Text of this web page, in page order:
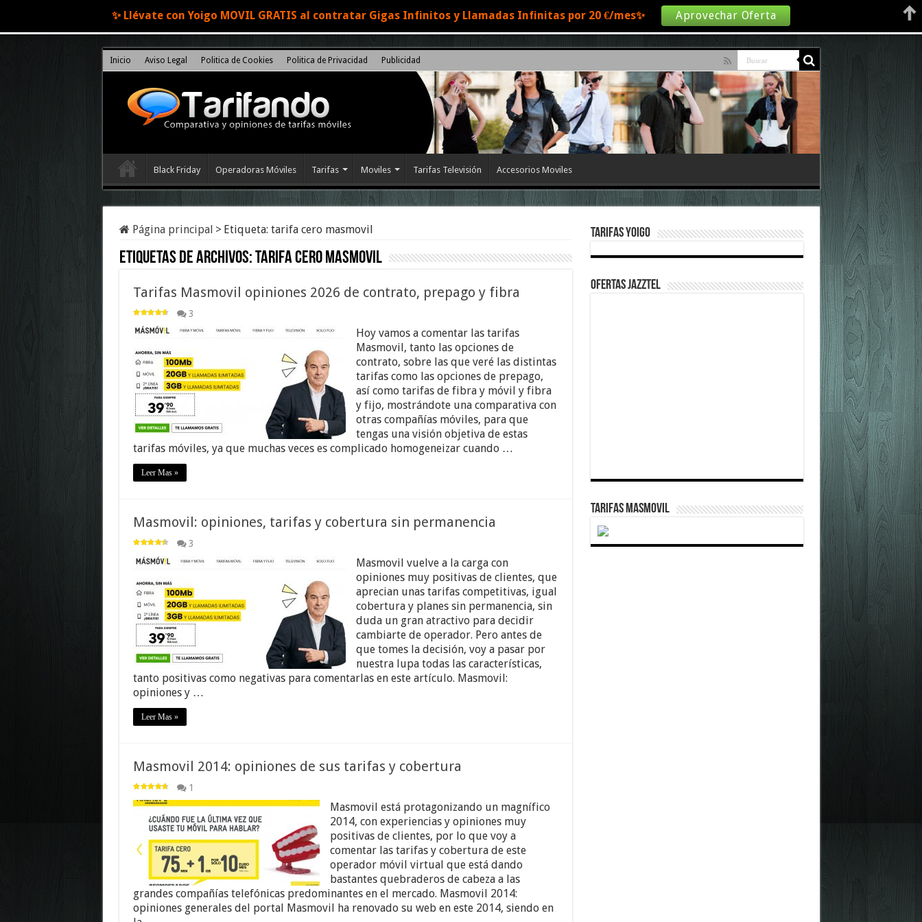
Inicio Aviso Legal Politica de Cookies Politica de Privacidad Publicidad
Black Friday Operadoras Móviles Tarifas Moviles Tarifas Televisión Accesorios Moviles
Página principal > Etiqueta: tarifa cero masmovil
Etiquetas de archivos:tarifa cero masmovil
Tarifas Masmovil opiniones 2026 de contrato, prepago y fibra
3
Hoy vamos a comentar las tarifas
Masmovil, tanto las opciones de
contrato, sobre las que veré las distintas
tarifas como las opciones de prepago,
así como tarifas de fibra y móvil y fibra
y fijo, mostrándote una comparativa con
otras compañías móviles, para que
tengas una visión objetiva de estas
tarifas móviles, ya que muchas veces es complicado homogeneizar cuando …
Leer Mas »
Masmovil: opiniones, tarifas y cobertura sin permanencia
3
Masmovil vuelve a la carga con
opiniones muy positivas de clientes, que
aprecian unas tarifas competitivas, igual
cobertura y planes sin permanencia, sin
duda un gran atractivo para decidir
cambiarte de operador. Pero antes de
que tomes la decisión, voy a pasar por
nuestra lupa todas las características,
tanto positivas como negativas para comentarlas en este artículo. Masmovil:
opiniones y …
Leer Mas »
Masmovil 2014: opiniones de sus tarifas y cobertura
1
Masmovil está protagonizando un magnífico
2014, con experiencias y opiniones muy
positivas de clientes, por lo que voy a
comentar las tarifas y cobertura de este
operador móvil virtual que está dando
bastantes quebraderos de cabeza a las
grandes compañías telefónicas predominantes en el mercado. Masmovil 2014:
opiniones generales del portal Masmovil ha renovado su web en este 2014, siendo en
Tarifas Yoigo
Ofertas Jazztel
TARIFAS MASMOVIL
✨ Llévate con Yoigo MOVIL GRATIS al contratar Gigas Infinitos y Llamadas Infinitas por 20 €/mes✨ Aprovechar Oferta